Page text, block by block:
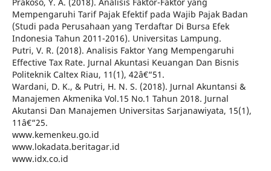
Mempengaruhi Tarif Pajak Efektif pada Wajib Pajak Badan
(Studi pada Perusahaan yang Terdaftar Di Bursa Efek
Indonesia Tahun 2011-2016). Universitas Lampung.
Putri, V. R. (2018). Analisis Faktor Yang Mempengaruhi
Effective Tax Rate. Jurnal Akuntasi Keuangan Dan Bisnis
Politeknik Caltex Riau, 11(1), 42â€“51.
Wardani, D. K., & Putri, H. N. S. (2018). Jurnal Akuntansi &
Manajemen Akmenika Vol.15 No.1 Tahun 2018. Jurnal
Akutansi Dan Manajemen Universitas Sarjanawiyata, 15(1),
11â€“25.
www.kemenkeu.go.id
www.lokadata.beritagar.id
www.idx.co.id